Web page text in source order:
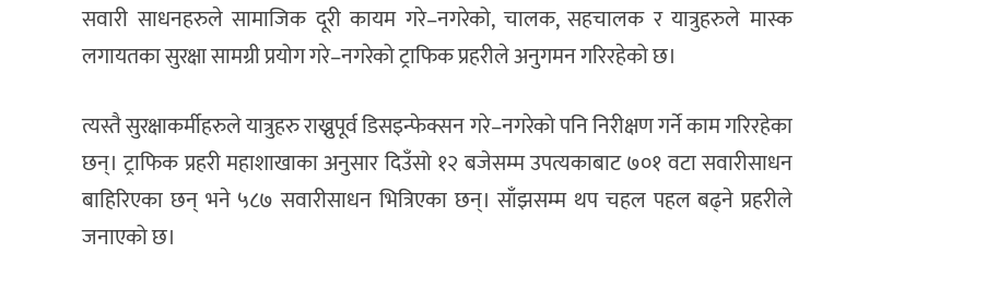
सवारी साधनहरुले सामाजिक दूरी कायम गरे–नगरेको, चालक, सहचालक र यात्रुहरुले मास्क
लगायतका सुरक्षा सामग्री प्रयोग गरे–नगरेको ट्राफिक प्रहरीले अनुगमन गरिरहेको छ।
त्यस्तै सुरक्षाकर्मीहरुले यात्रुहरु राख्नुपूर्व डिसइन्फेक्सन गरे–नगरेको पनि निरीक्षण गर्ने काम गरिरहेका
छन्। ट्राफिक प्रहरी महाशाखाका अनुसार दिउँसो १२ बजेसम्म उपत्यकाबाट ७०१ वटा सवारीसाधन
बाहिरिएका छन् भने ५८७ सवारीसाधन भित्रिएका छन्। साँझसम्म थप चहल पहल बढ्ने प्रहरीले
जनाएको छ।